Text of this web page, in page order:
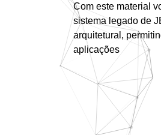
Com este material
sistema legado de
arquitetural,
aplicações